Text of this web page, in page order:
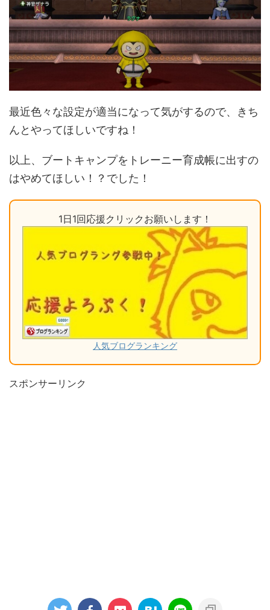
最近色々な設定が適当になって気がするので、きち
んとやってほしいですね！
以上、ブートキャンプをトレーニー育成帳に出すの
はやめてほしい！？でした！
1日1回応援クリックお願いします！
人気ブログランキング
スポンサーリンク